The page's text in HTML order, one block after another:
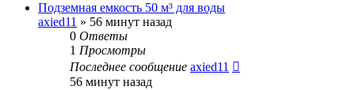
Подземная емкость 50 м³ для воды
axied11 » 56 минут назад
0 Ответы
1 Просмотры
Последнее сообщение axied11
56 минут назад